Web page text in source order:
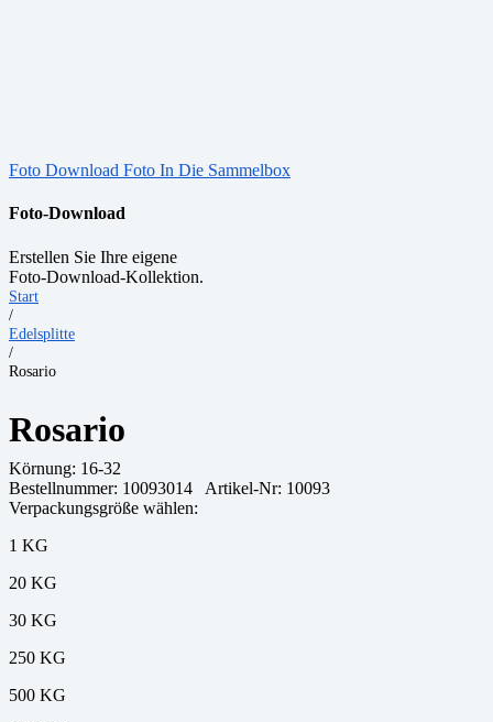
Foto Download Foto In Die Sammelbox
Foto-Download
Erstellen Sie Ihre eigene
Foto-Download-Kollektion.
Start
/
Edelsplitte
/
Rosario
Rosario
Körnung: 16-32
Bestellnummer: 10093014
Artikel-Nr: 10093
Verpackungsgröße wählen:
1 KG
20 KG
30 KG
250 KG
500 KG